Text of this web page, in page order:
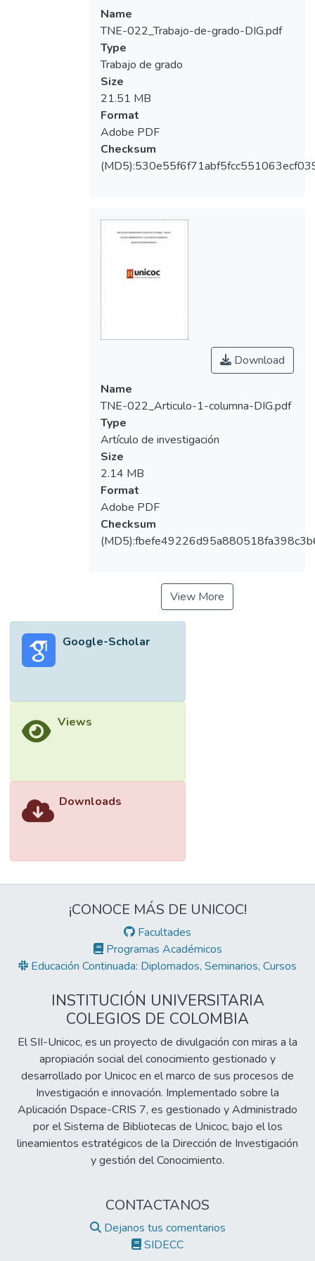
Name
TNE-022_Trabajo-de-grado-DIG.pdf
Type
Trabajo de grado
Size
21.51 MB
Format
Adobe PDF
Checksum
Download
Name
TNE-022_Articulo-1-columna-DIG.pdf
Type
Artículo de investigación
Size
2.14 MB
Format
Adobe PDF
Checksum
View More
Google-Scholar
Views
Downloads
¡CONOCE MÁS DE UNICOC!
Facultades
Programas Académicos
Educación Continuada: Diplomados, Seminarios, Cursos
INSTITUCIÓN UNIVERSITARIA
COLEGIOS DE COLOMBIA
El SII-Unicoc, es un proyecto de divulgación con miras a la
apropiación social del conocimiento gestionado y
desarrollado por Unicoc en el marco de sus procesos de
Investigación e innovación. Implementado sobre la
Aplicación Dspace-CRIS 7, es gestionado y Administrado
por el Sistema de Bibliotecas de Unicoc, bajo el los
lineamientos estratégicos de la Dirección de Investigación
y gestión del Conocimiento.
CONTACTANOS
Dejanos tus comentarios
SIDECC